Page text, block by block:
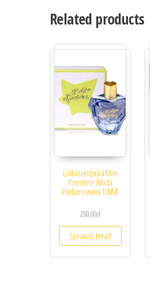
Related products
Lolita Lempicka Mon
Premiere Woda
Perfumowana 100Ml
200,00zł
Sprawdź teraz!